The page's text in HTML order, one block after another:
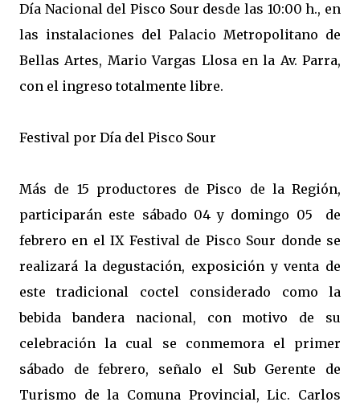
Día Nacional del Pisco Sour desde las 10:00 h., en
las instalaciones del Palacio Metropolitano de
Bellas Artes, Mario Vargas Llosa en la Av. Parra,
con el ingreso totalmente libre.
Festival por Día del Pisco Sour
Más de 15 productores de Pisco de la Región,
participarán este sábado 04 y domingo 05 de
febrero en el IX Festival de Pisco Sour donde se
realizará la degustación, exposición y venta de
este tradicional coctel considerado como la
bebida bandera nacional, con motivo de su
celebración la cual se conmemora el primer
sábado de febrero, señalo el Sub Gerente de
Turismo de la Comuna Provincial, Lic. Carlos